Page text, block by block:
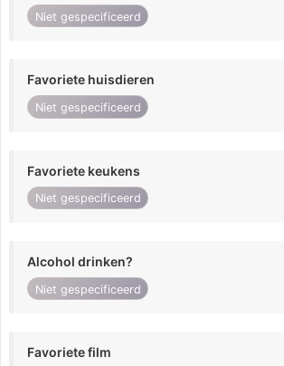
Niet gespecificeerd
Favoriete huisdieren
Niet gespecificeerd
Favoriete keukens
Niet gespecificeerd
Alcohol drinken?
Niet gespecificeerd
Favoriete film